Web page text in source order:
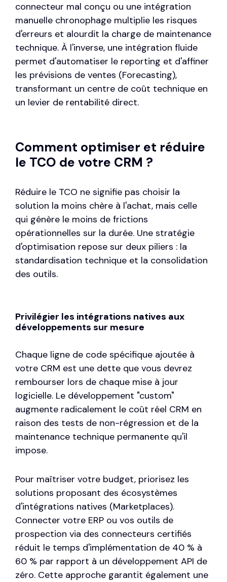
connecteur mal conçu ou une intégration
manuelle chronophage multiplie les risques
d'erreurs et alourdit la charge de maintenance
technique. À l'inverse, une intégration fluide
permet d'automatiser le reporting et d'affiner
les prévisions de ventes (Forecasting),
transformant un centre de coût technique en
un levier de rentabilité direct.
Comment optimiser et réduire
le TCO de votre CRM ?
Réduire le TCO ne signifie pas choisir la
solution la moins chère à l'achat, mais celle
qui génère le moins de frictions
opérationnelles sur la durée. Une stratégie
d'optimisation repose sur deux piliers : la
standardisation technique et la consolidation
des outils.
Privilégier les intégrations natives aux
développements sur mesure
Chaque ligne de code spécifique ajoutée à
votre CRM est une dette que vous devrez
rembourser lors de chaque mise à jour
logicielle. Le développement "custom"
augmente radicalement le coût réel CRM en
raison des tests de non-régression et de la
maintenance technique permanente qu'il
impose.
Pour maîtriser votre budget, priorisez les
solutions proposant des écosystèmes
d'intégrations natives (Marketplaces).
Connecter votre ERP ou vos outils de
prospection via des connecteurs certifiés
réduit le temps d'implémentation de 40 % à
60 % par rapport à un développement API de
zéro. Cette approche garantit également une